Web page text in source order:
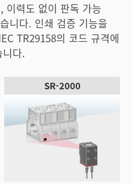
이력도 없이 판독 가능
니다. 인쇄 검증 기능을
TR29158의 코드 규격에
다.
SR-2000